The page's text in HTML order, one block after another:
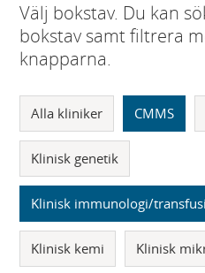
Välj bokstav. Du kan
bokstav samt filtrera
knapparna.
Alla kliniker CMMS
Klinisk genetik
Klinisk immunologi/
Klinisk kemi Klinisk